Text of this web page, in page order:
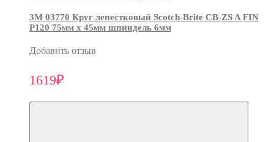
3М 03770 Круг лепестковый Scotch-Brite CB-ZS A FIN
P120 75мм х 45мм шпиндель 6мм
Добавить отзыв
1619₽